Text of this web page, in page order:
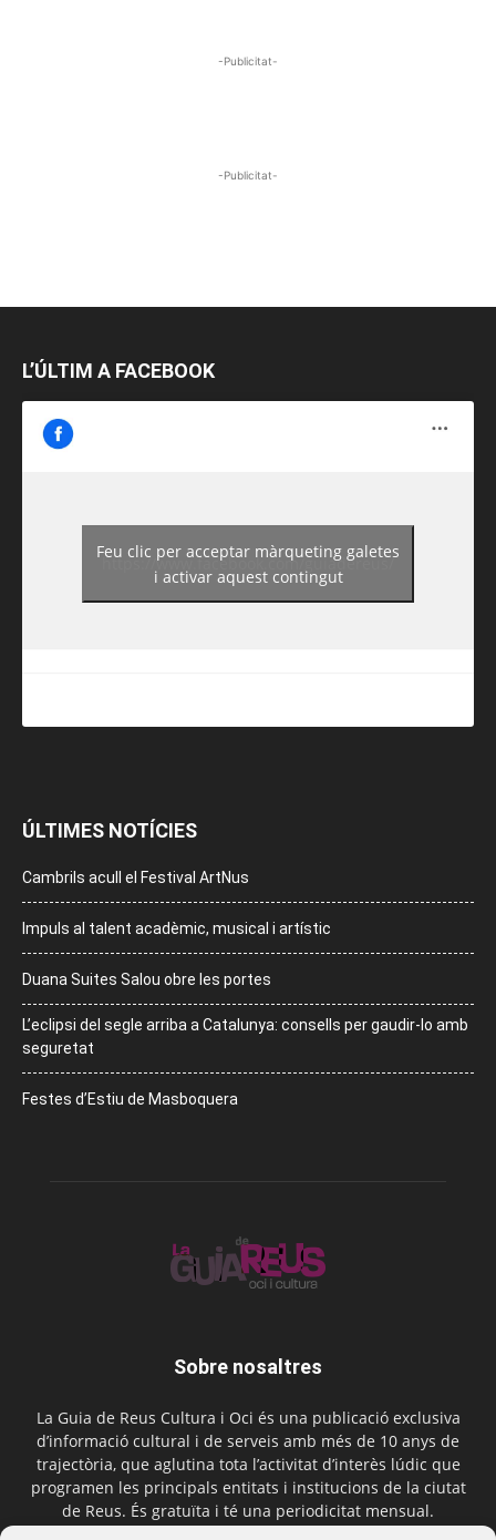
-Publicitat-
-Publicitat-
L’ÚLTIM A FACEBOOK
https://www.facebook.com/guiadereus/
Feu clic per acceptar màrqueting galetes
i activar aquest contingut
ÚLTIMES NOTÍCIES
Cambrils acull el Festival ArtNus
Impuls al talent acadèmic, musical i artístic
Duana Suites Salou obre les portes
L’eclipsi del segle arriba a Catalunya: consells per gaudir-lo amb
seguretat
Festes d’Estiu de Masboquera
Sobre nosaltres
La Guia de Reus Cultura i Oci és una publicació exclusiva
d’informació cultural i de serveis amb més de 10 anys de
trajectòria, que aglutina tota l’activitat d’interès lúdic que
programen les principals entitats i institucions de la ciutat
de Reus. És gratuïta i té una periodicitat mensual.